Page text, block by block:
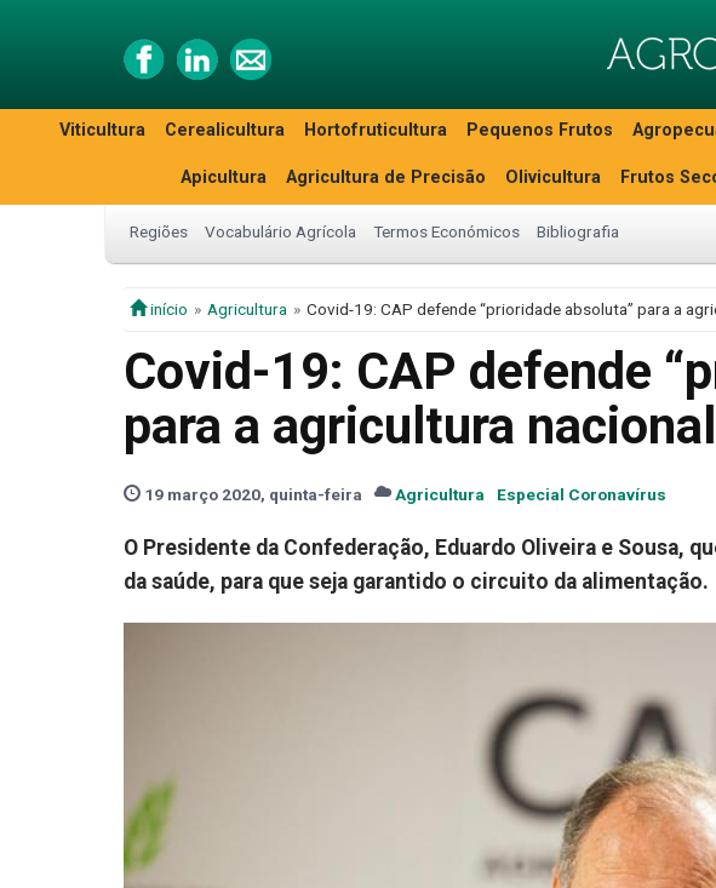
Viticultura Cerealicultura Hortofruticultura Pequenos Frutos
Apicultura Agricultura de Precisão Olivicultura Frutos
Regiões Vocabulário Agrícola Termos Económicos Bibliografia
início Agricultura Covid-19: CAP defende “prioridade absoluta” para a
Covid-19: CAP defende
para a agricultura nacional
19 março 2020, quinta-feira Agricultura Especial Coronavírus
O Presidente da Confederação, Eduardo Oliveira e Sousa,
da saúde, para que seja garantido o circuito da alimentação.